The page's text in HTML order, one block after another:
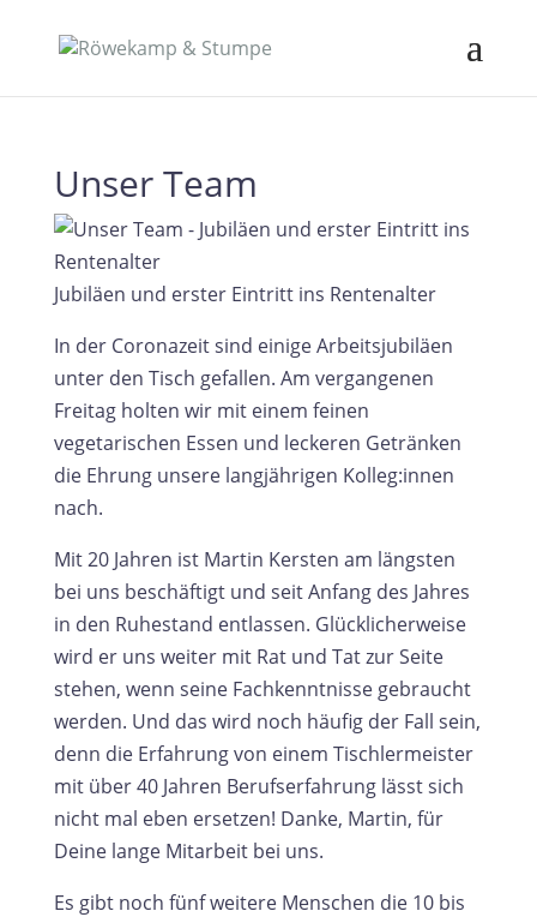
Unser Team
Jubiläen und erster Eintritt ins Rentenalter
In der Coronazeit sind einige Arbeitsjubiläen
unter den Tisch gefallen. Am vergangenen
Freitag holten wir mit einem feinen
vegetarischen Essen und leckeren Getränken
die Ehrung unsere langjährigen Kolleg:innen
nach.
Mit 20 Jahren ist Martin Kersten am längsten
bei uns beschäftigt und seit Anfang des Jahres
in den Ruhestand entlassen. Glücklicherweise
wird er uns weiter mit Rat und Tat zur Seite
stehen, wenn seine Fachkenntnisse gebraucht
werden. Und das wird noch häufig der Fall sein,
denn die Erfahrung von einem Tischlermeister
mit über 40 Jahren Berufserfahrung lässt sich
nicht mal eben ersetzen! Danke, Martin, für
Deine lange Mitarbeit bei uns.
Es gibt noch fünf weitere Menschen die 10 bis